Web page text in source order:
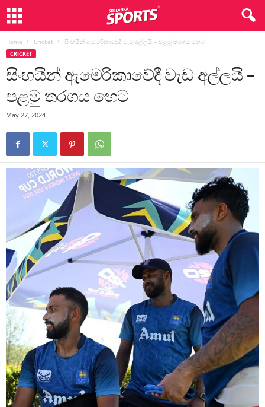
Home Cricket සිංහයින් ඇමෙරිකාවේදී වැඩ අල්ලයි – පළමු තරගය හෙට
CRICKET
සිංහයින් ඇමෙරිකාවේදී වැඩ අල්ලයි –
පළමු තරගය හෙට
May 27, 2024